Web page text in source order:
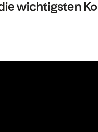
wichtigsten